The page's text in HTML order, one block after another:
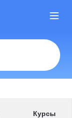
Курсы